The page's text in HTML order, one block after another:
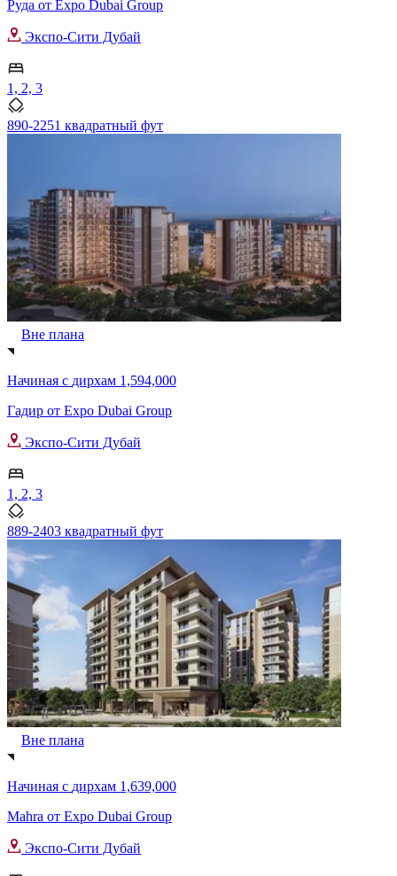
Руда от Expo Dubai Group
Экспо-Сити Дубай
1, 2, 3
890-2251 квадратный фут
Вне плана
Начиная с дирхам 1,594,000
Гадир от Expo Dubai Group
Экспо-Сити Дубай
1, 2, 3
889-2403 квадратный фут
Вне плана
Начиная с дирхам 1,639,000
Mahra от Expo Dubai Group
Экспо-Сити Дубай